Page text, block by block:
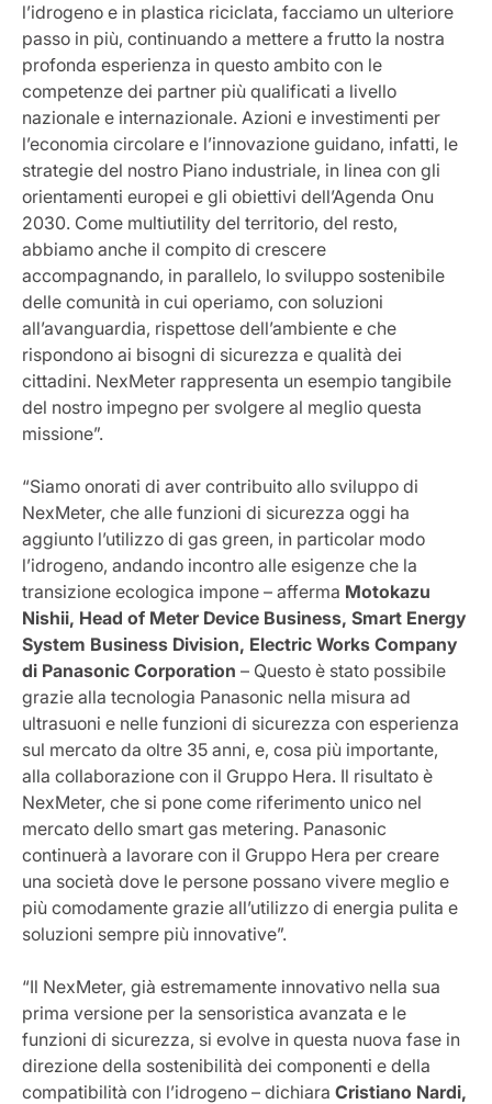
l’idrogeno e in plastica riciclata, facciamo un ulteriore
passo in più, continuando a mettere a frutto la nostra
profonda esperienza in questo ambito con le
competenze dei partner più qualificati a livello
nazionale e internazionale. Azioni e investimenti per
l’economia circolare e l’innovazione guidano, infatti, le
strategie del nostro Piano industriale, in linea con gli
orientamenti europei e gli obiettivi dell’Agenda Onu
2030. Come multiutility del territorio, del resto,
abbiamo anche il compito di crescere
accompagnando, in parallelo, lo sviluppo sostenibile
delle comunità in cui operiamo, con soluzioni
all’avanguardia, rispettose dell’ambiente e che
rispondono ai bisogni di sicurezza e qualità dei
cittadini. NexMeter rappresenta un esempio tangibile
del nostro impegno per svolgere al meglio questa
missione”.
“Siamo onorati di aver contribuito allo sviluppo di
NexMeter, che alle funzioni di sicurezza oggi ha
aggiunto l’utilizzo di gas green, in particolar modo
l’idrogeno, andando incontro alle esigenze che la
transizione ecologica impone – afferma Motokazu
Nishii, Head of Meter Device Business, Smart Energy
System Business Division, Electric Works Company
di Panasonic Corporation – Questo è stato possibile
grazie alla tecnologia Panasonic nella misura ad
ultrasuoni e nelle funzioni di sicurezza con esperienza
sul mercato da oltre 35 anni, e, cosa più importante,
alla collaborazione con il Gruppo Hera. Il risultato è
NexMeter, che si pone come riferimento unico nel
mercato dello smart gas metering. Panasonic
continuerà a lavorare con il Gruppo Hera per creare
una società dove le persone possano vivere meglio e
più comodamente grazie all’utilizzo di energia pulita e
soluzioni sempre più innovative”.
“Il NexMeter, già estremamente innovativo nella sua
prima versione per la sensoristica avanzata e le
funzioni di sicurezza, si evolve in questa nuova fase in
direzione della sostenibilità dei componenti e della
compatibilità con l’idrogeno – dichiara Cristiano Nardi,